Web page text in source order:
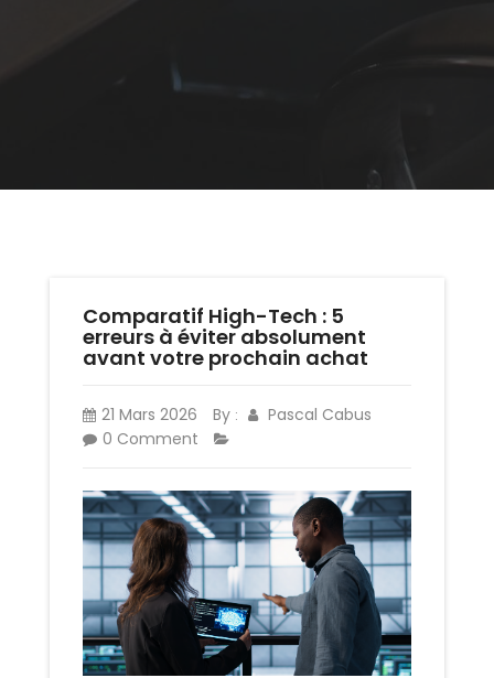
Comparatif High-Tech : 5
erreurs à éviter absolument
avant votre prochain achat
21 Mars 2026 By :
Pascal Cabus
0 Comment